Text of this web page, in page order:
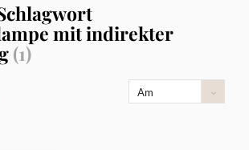
mit indirekter
(1)
Am